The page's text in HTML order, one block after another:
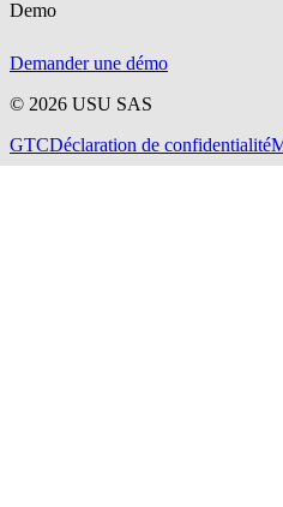
Demo
Demander une démo
© 2026 USU SAS
GTCDéclaration de confidentialité